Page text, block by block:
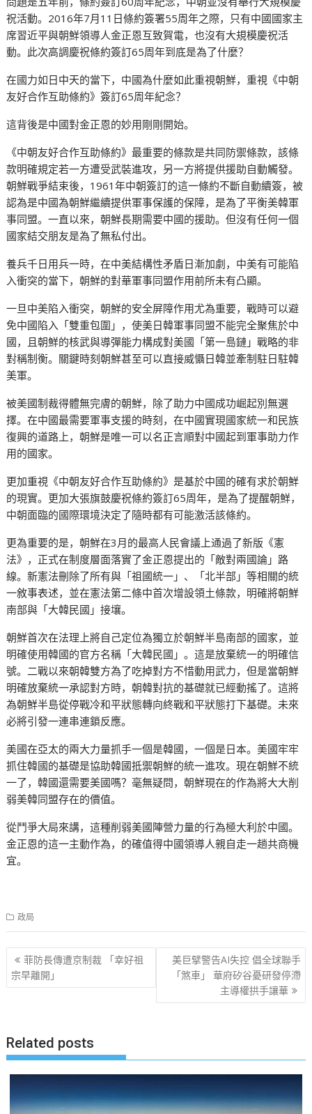
祝活動。2016年7月11日條約簽署55周年之際，只有中國國家主
席習近平與朝鮮領導人金正恩互致賀電，也沒有大規模慶祝活
動。此次高調慶祝條約簽訂65周年到底是為了什麼？
在國力如日中天的當下，中國為什麼如此重視朝鮮，重視《中朝
友好合作互助條約》簽訂65周年紀念？
這背後是中國對金正恩的妙用剛剛開始。
《中朝友好合作互助條約》最重要的條款是共同防禦條款，該條
款明確規定若一方遭受武裝進攻，另一方將提供援助自動觸發。
朝鮮戰爭結束後，1961年中朝簽訂的這一條約不斷自動續簽，被
認為是中國為朝鮮繼續提供軍事保護的保障，是為了平衡美韓軍
事同盟。一直以來，朝鮮長期需要中國的援助。但沒有任何一個
國家結交朋友是為了無私付出。
養兵千日用兵一時，在中美結構性矛盾日漸加劇，中美有可能陷
入衝突的當下，朝鮮的對華軍事同盟作用前所未有凸顯。
一旦中美陷入衝突，朝鮮的安全屏障作用尤為重要，戰時可以避
免中國陷入「雙重包圍」，使美日韓軍事同盟不能完全聚焦於中
國，且朝鮮的核武與導彈能力構成對美國「第一島鏈」戰略的非
對稱制衡。關鍵時刻朝鮮甚至可以直接威懾日韓並牽制駐日駐韓
美軍。
被美國制裁得體無完膚的朝鮮，除了助力中國成功崛起別無選
擇。在中國最需要軍事支援的時刻，在中國實現國家統一和民族
復興的道路上，朝鮮是唯一可以名正言順對中國起到軍事助力作
用的國家。
更加重視《中朝友好合作互助條約》是基於中國的確有求於朝鮮
的現實。更加大張旗鼓慶祝條約簽訂65周年，是為了提醒朝鮮，
中朝面臨的國際環境決定了隨時都有可能激活該條約。
更為重要的是，朝鮮在3月的最高人民會議上通過了新版《憲
法》，正式在制度層面落實了金正恩提出的「敵對兩國論」路
線。新憲法刪除了所有與「祖國統一」、「北半部」等相關的統
一敘事表述，並在憲法第二條中首次增設領土條款，明確將朝鮮
南部與「大韓民國」接壤。
朝鮮首次在法理上將自己定位為獨立於朝鮮半島南部的國家，並
明確使用韓國的官方名稱「大韓民國」。這是放棄統一的明確信
號。二戰以來朝韓雙方為了吃掉對方不惜動用武力，但是當朝鮮
明確放棄統一承認對方時，朝韓對抗的基礎就已經動搖了。這將
為朝鮮半島從停戰冷和平狀態轉向終戰和平狀態打下基礎。未來
必將引發一連串連鎖反應。
美國在亞太的兩大力量抓手一個是韓國，一個是日本。美國牢牢
抓住韓國的基礎是協助韓國抵禦朝鮮的統一進攻。現在朝鮮不統
一了，韓國還需要美國嗎？毫無疑問，朝鮮現在的作為將大大削
弱美韓同盟存在的價值。
從鬥爭大局來講，這種削弱美國陣營力量的行為極大利於中國。
金正恩的這一主動作為，的確值得中國領導人親自走一趟共商機
宜。
政局
文
章
菲防長傳遭京制裁 「幸好祖
宗早離開」
美巨擘警告AI失控 倡全球聯手
「煞車」 華府矽谷憂研發停滯
主導權拱手讓華
Related posts